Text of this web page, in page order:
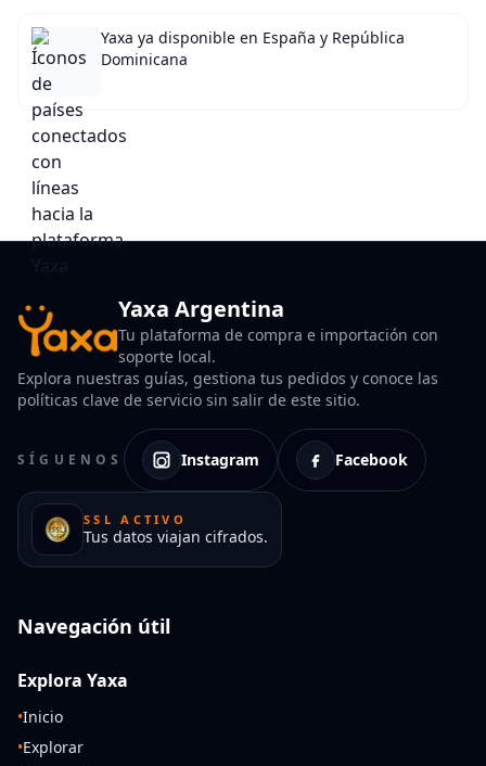
Yaxa ya disponible en España y República
Dominicana
Yaxa Argentina
Tu plataforma de compra e importación con
soporte local.
Explora nuestras guías, gestiona tus pedidos y conoce las
políticas clave de servicio sin salir de este sitio.
SÍGUENOS Instagram Facebook
SSL ACTIVO
Tus datos viajan cifrados.
Navegación útil
Explora Yaxa
•Inicio
•Explorar